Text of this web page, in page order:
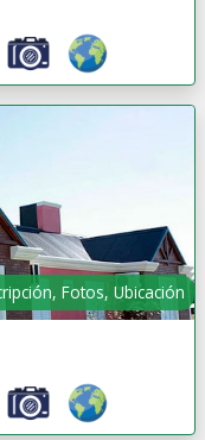
Fotos, Ubicación